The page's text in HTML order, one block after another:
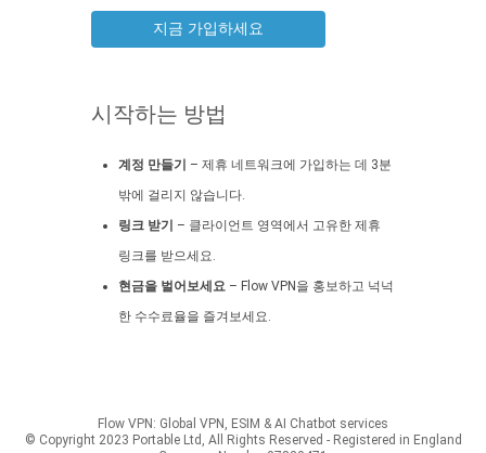
지금 가입하세요
시작하는 방법
계정 만들기
– 제휴 네트워크에 가입하는 데 3분
밖에 걸리지 않습니다.
링크 받기
– 클라이언트 영역에서 고유한 제휴
링크를 받으세요.
현금을 벌어보세요 – Flow VPN을 홍보하고 넉넉
한 수수료율을 즐겨보세요.
Flow VPN: Global VPN, ESIM & AI Chatbot services
© Copyright 2023 Portable Ltd, All Rights Reserved - Registered in England